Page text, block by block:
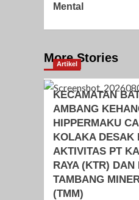
Mental
More Stories
Artikel
KECAMATAN
AMBANG
HIPPERMAKU
KOLAKA DESAK
AKTIVITAS PT
RAYA (KTR) DAN
TAMBANG
(TMM)